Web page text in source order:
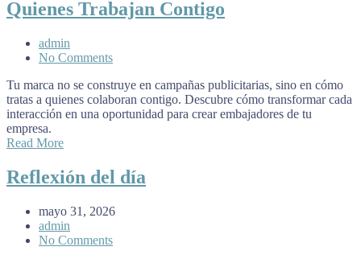
Quienes Trabajan Contigo
admin
No Comments
Tu marca no se construye en campañas publicitarias, sino en cómo
tratas a quienes colaboran contigo. Descubre cómo transformar cada
interacción en una oportunidad para crear embajadores de tu
empresa.
Read More
Reflexión del día
mayo 31, 2026
admin
No Comments